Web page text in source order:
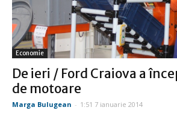
Economie
De ieri / Ford Craiova a
de motoare
Marga Bulugean - 1:51 7 ianuarie 2014